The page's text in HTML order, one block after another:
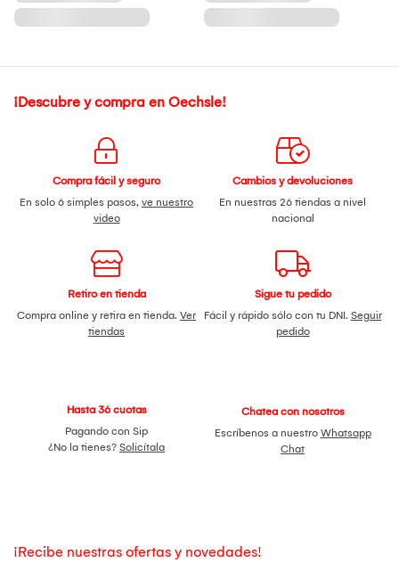
¡Descubre y compra en Oechsle!
Compra fácil y seguro
En solo 6 simples pasos, ve nuestro
video
Cambios y devoluciones
En nuestras 26 tiendas a nivel
nacional
Retiro en tienda
Compra online y retira en tienda. Ver
tiendas
Sigue tu pedido
Fácil y rápido sólo con tu DNI. Seguir
pedido
Hasta 36 cuotas
Pagando con Sip
¿No la tienes? Solicítala
Chatea con nosotros
Escríbenos a nuestro Whatsapp
Chat
¡Recibe nuestras ofertas y novedades!